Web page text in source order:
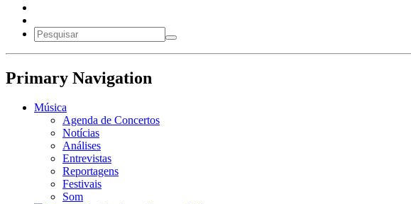
Primary Navigation
Música
Agenda de Concertos
Notícias
Análises
Entrevistas
Reportagens
Festivais
Som